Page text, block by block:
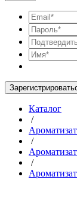
Каталог
/
/
/